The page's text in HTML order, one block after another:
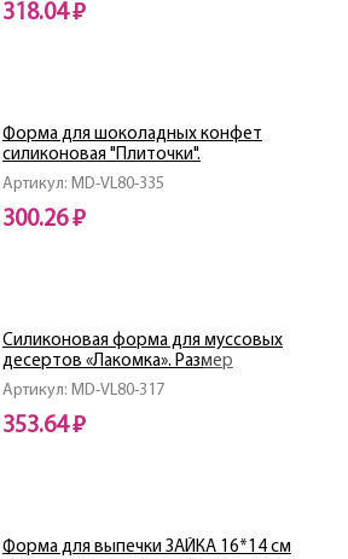
318.04 ₽
Артикул: MD-VL80-335
Форма для шоколадных конфет
силиконовая "Плиточки".
300.26 ₽
Артикул: MD-VL80-317
Силиконовая форма для муссовых
десертов «Лакомка». Размер
29х17х3см.
353.64 ₽
Форма для выпечки ЗАЙКА 16*14 см